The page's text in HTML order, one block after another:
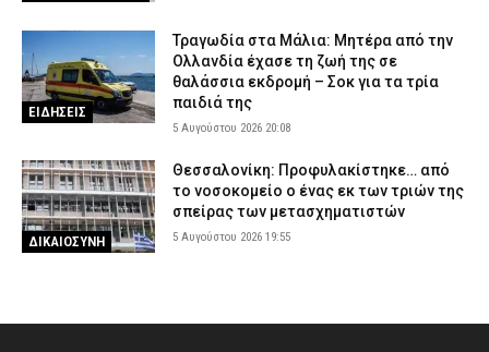
ΕΙΔΗΣΕΙΣ
Τραγωδία στα Μάλια: Μητέρα από την
Ολλανδία έχασε τη ζωή της σε
θαλάσσια εκδρομή – Σοκ για τα τρία
παιδιά της
5 Αυγούστου 2026 20:08
ΔΙΚΑΙΟΣΥΝΗ
Θεσσαλονίκη: Προφυλακίστηκε… από
το νοσοκομείο ο ένας εκ των τριών της
σπείρας των μετασχηματιστών
5 Αυγούστου 2026 19:55